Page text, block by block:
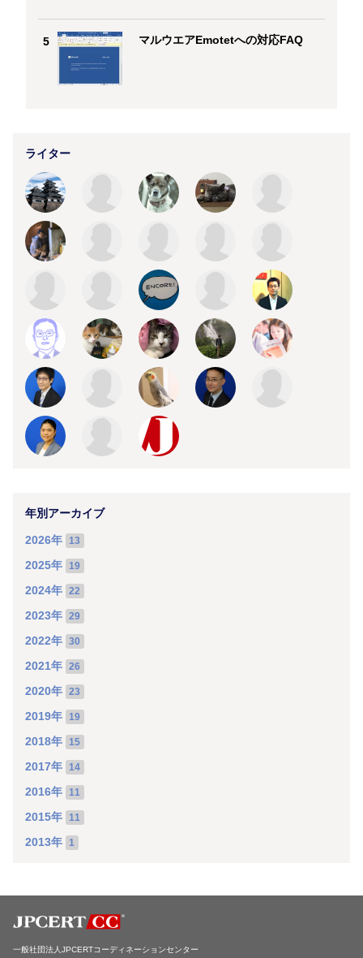
5 マルウエアEmotetへの対応FAQ
ライター
年別アーカイブ
2026年 13
2025年 19
2024年 22
2023年 29
2022年 30
2021年 26
2020年 23
2019年 19
2018年 15
2017年 14
2016年 11
2015年 11
2013年 1
一般社団法人JPCERTコーディネーションセンター